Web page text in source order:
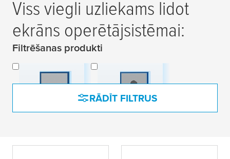
Viss viegli uzliekams lidot
ekrāns operētājsistēmai:
Filtrēšanas produkti
aizsardzība
RĀDĪT FILTRUS